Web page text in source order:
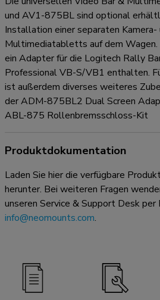
und AV1-875BL sind optional
Installation einer separaten Kamera-
Multimediatabletts auf dem
ein Adapter für die Logitech Rally
Professional VB-S/VB1 enthalten.
ist außerdem diverses weiteres
der ADM-875BL2 Dual Screen
ABL-875 Rollenbremsschloss-Kit
Produktdokumentation
Laden Sie hier die verfügbare
herunter. Bei weiteren Fragen
unseren Service & Support Desk per
info@neomounts.com.